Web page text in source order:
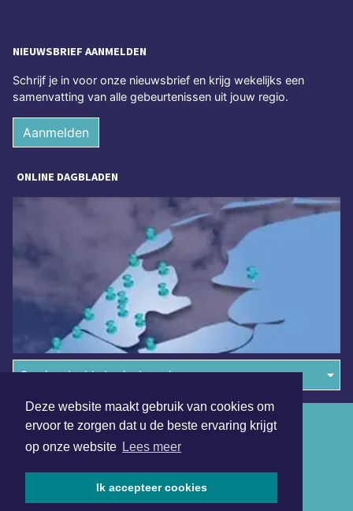
Deze website maakt gebruik van cookies om
ervoor te zorgen dat u de beste ervaring krijgt
op onze website Lees meer
Ik accepteer cookies
NIEUWSBRIEF AANMELDEN
Schrijf je in voor onze nieuwsbrief en krijg wekelijks een
samenvatting van alle gebeurtenissen uit jouw regio.
Aanmelden
ONLINE DAGBLADEN
Overige dagbladen in de regio
Algemene voorwaarden
Disclaimer